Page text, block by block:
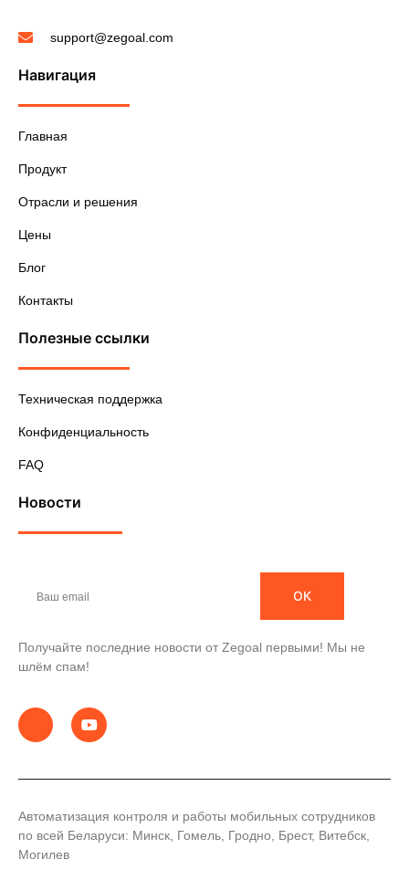
support@zegoal.com
Навигация
Главная
Продукт
Отрасли и решения
Цены
Блог
Контакты
Полезные ссылки
Техническая поддержка
Конфиденциальность
FAQ
Новости
ОК
Получайте последние новости от Zegoal первыми! Мы не
шлём спам!
Автоматизация контроля и работы мобильных сотрудников
по всей Беларуси: Минск, Гомель, Гродно, Брест, Витебск,
Могилев